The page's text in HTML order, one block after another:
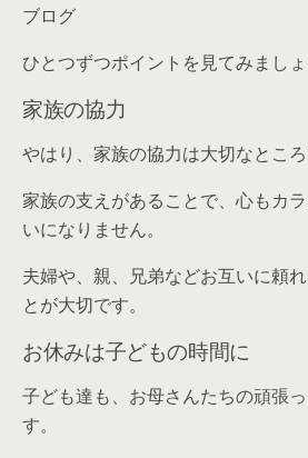
ブログ
ひとつずつポイントを見てみましょ
家族の協力
やはり、家族の協力は大切なところ
家族の支えがあることで、心もカ
いになりません。
夫婦や、親、兄弟などお互いに頼
とが大切です。
お休みは子どもの時間に
子ども達も、お母さんたちの頑張
す。